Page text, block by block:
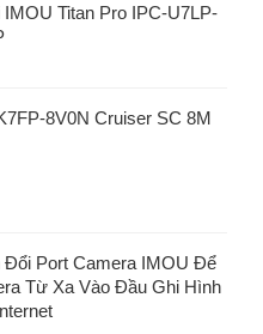
Titan Pro IPC-U7LP-
8V0N Cruiser SC 8M
Đổi Port Camera IMOU Để
Từ Xa Vào Đầu Ghi Hình